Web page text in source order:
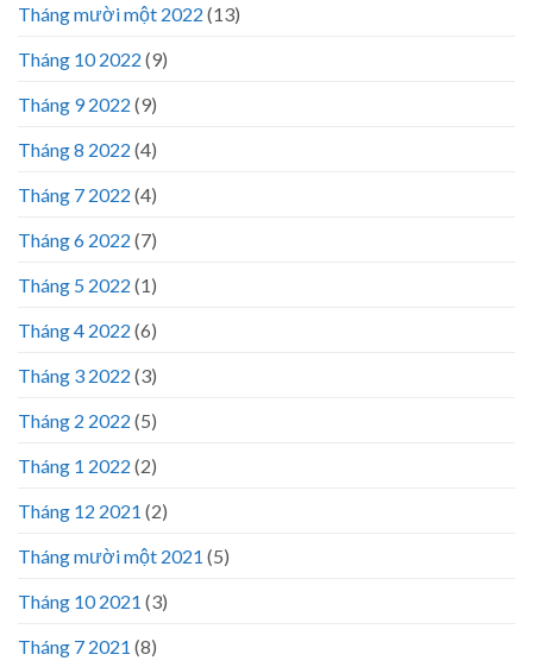
Tháng mười một 2022 (13)
Tháng 10 2022 (9)
Tháng 9 2022 (9)
Tháng 8 2022 (4)
Tháng 7 2022 (4)
Tháng 6 2022 (7)
Tháng 5 2022 (1)
Tháng 4 2022 (6)
Tháng 3 2022 (3)
Tháng 2 2022 (5)
Tháng 1 2022 (2)
Tháng 12 2021 (2)
Tháng mười một 2021 (5)
Tháng 10 2021 (3)
Tháng 7 2021 (8)